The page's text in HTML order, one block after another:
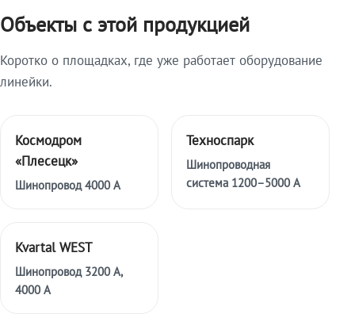
Объекты с этой продукцией
Коротко о площадках, где уже работает оборудование
линейки.
Космодром
«Плесецк»
Шинопровод 4000 А
Техноспарк
Шинопроводная
система 1200–5000 А
Kvartal WEST
Шинопровод 3200 А,
4000 А